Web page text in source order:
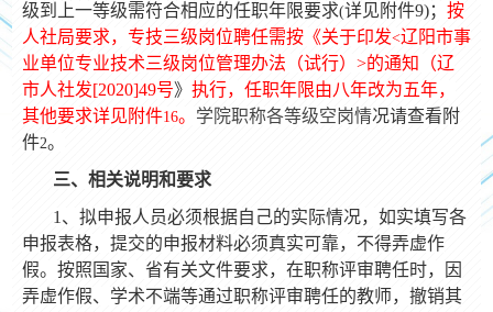
级到上一等级需符合相应的任职年限要求(详见附件9)； 按
人社局要求，专技三级岗位聘任需按《关于印发<辽阳市事
业单位专业技术三级岗位管理办法（试行） >的通知（辽
市人社发[2020]49号》 执行，任职年限由八年改为五年，
其他要求详见附件16。 学院职称各等级空岗情况请查看附
件2。
三、相关说明和要求
1 、拟申报人员必须根据自己的实际情况，如实填写各
申报表格，提交的申报材料必须真实可靠，不得弄虚作
假。按照国家、省有关文件要求，在职称评审聘任时，因
弄虚作假、学术不端等通过职称评审聘任的教师，撤销其